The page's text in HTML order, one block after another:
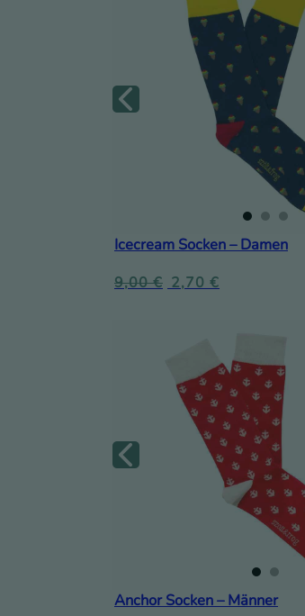
Icecream Socken – Damen
9,00€ 2,70 €
Anchor Socken – Männer